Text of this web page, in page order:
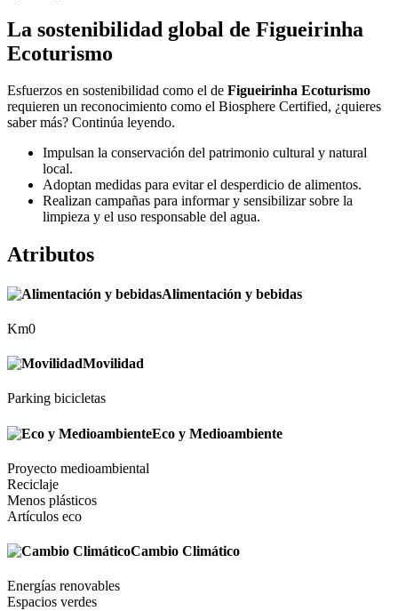
La sostenibilidad global de Figueirinha
Ecoturismo
Esfuerzos en sostenibilidad como el de Figueirinha Ecoturismo
requieren un reconocimiento como el Biosphere Certified, ¿quieres
saber más? Continúa leyendo.
Impulsan la conservación del patrimonio cultural y natural
local.
Adoptan medidas para evitar el desperdicio de alimentos.
Realizan campañas para informar y sensibilizar sobre la
limpieza y el uso responsable del agua.
Atributos
Alimentación y bebidas
Km0
Movilidad
Parking bicicletas
Eco y Medioambiente
Proyecto medioambiental
Reciclaje
Menos plásticos
Artículos eco
Cambio Climático
Energías renovables
Espacios verdes